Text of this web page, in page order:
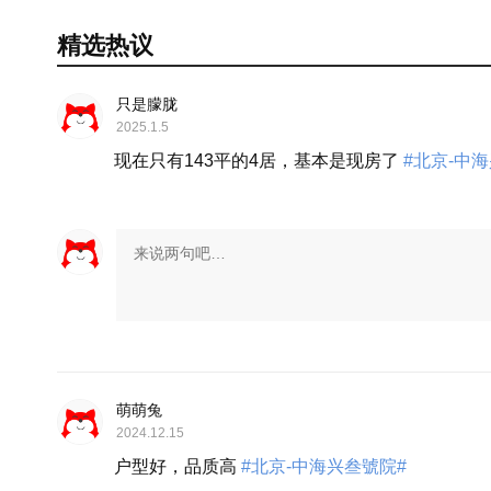
精选热议
只是朦胧
2025.1.5
现在只有143平的4居，基本是现房了 #北京-中
萌萌兔
2024.12.15
户型好，品质高 #北京-中海兴叁號院#